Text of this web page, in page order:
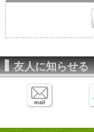
友人に知らせる